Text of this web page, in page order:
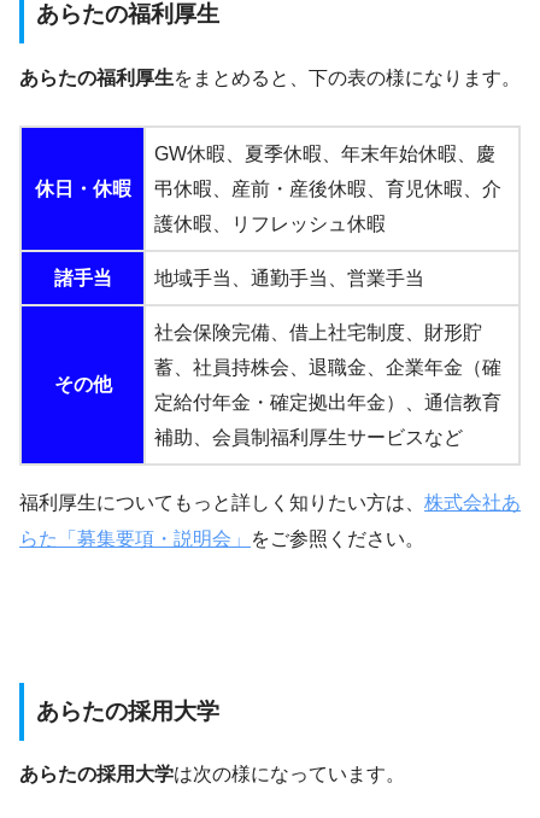
あらたの福利厚生
あらたの福利厚生をまとめると、下の表の様になります。
休日・休暇
GW休暇、夏季休暇、年末年始休暇、慶
弔休暇、産前・産後休暇、育児休暇、介
護休暇、リフレッシュ休暇
諸手当 地域手当、通勤手当、営業手当
その他
社会保険完備、借上社宅制度、財形貯
蓄、社員持株会、退職金、企業年金（確
定給付年金・確定拠出年金）、通信教育
補助、会員制福利厚生サービスなど
福利厚生についてもっと詳しく知りたい方は、 株式会社あ
らた「募集要項・説明会」
をご参照ください。
あらたの採用大学
あらたの採用大学は次の様になっています。